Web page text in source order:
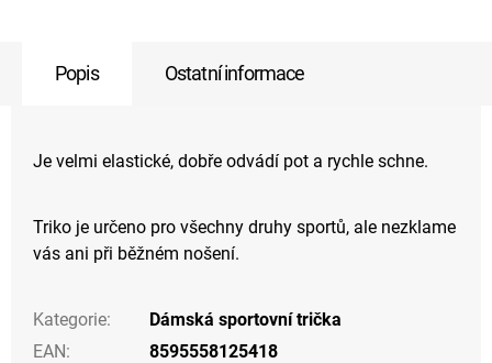
Popis Ostatní informace
Je velmi elastické, dobře odvádí pot a rychle schne.
Triko je určeno pro všechny druhy sportů, ale nezklame
vás ani při běžném nošení.
Kategorie:
Dámská sportovní trička
EAN:
8595558125418